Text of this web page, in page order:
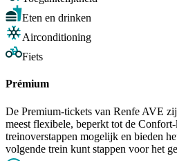
Eten en drinken
Airconditioning
Fiets
Prémium
De Premium-tickets van Renfe AVE
meest flexibele, beperkt tot de
treinoverstappen mogelijk en bieden
volgende trein kunt stappen voor het